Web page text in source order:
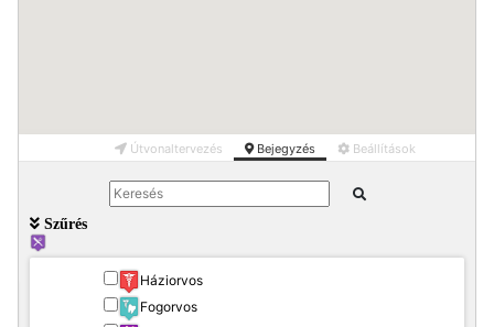
Útvonaltervezés Bejegyzés Beállítások
Szűrés
Háziorvos
Fogorvos